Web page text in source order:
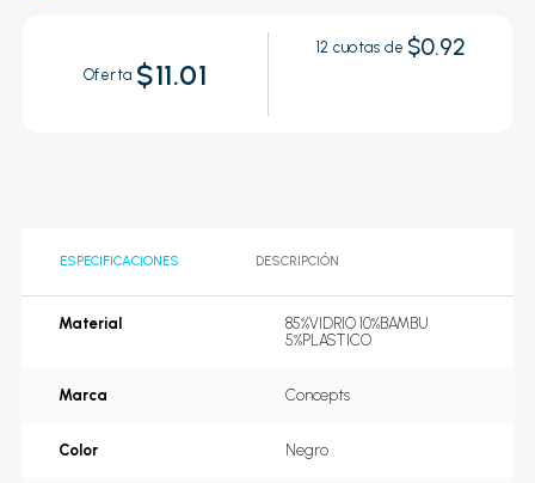
Oferta $11.01
12 cuotas de $0.92
ESPECIFICACIONES DESCRIPCIÓN
Material
85%VIDRIO 10%BAMBU
5%PLASTICO
Marca Concepts
Color Negro